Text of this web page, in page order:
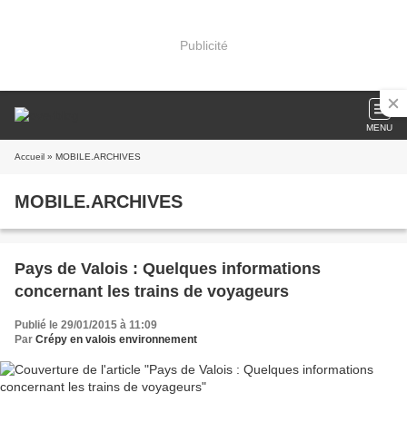
Publicité
MENU
Accueil » MOBILE.ARCHIVES
MOBILE.ARCHIVES
Pays de Valois : Quelques informations
concernant les trains de voyageurs
Publié le 29/01/2015 à 11:09
Par Crépy en valois environnement